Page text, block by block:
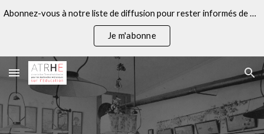
Abonnez-vous à notre liste de diffusion pour rester informés de nos actualités
Je m'abonne